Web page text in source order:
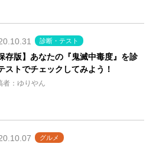
診断・テスト
保存版】あなたの『鬼滅中毒度』を診
ストでチェックしてみよう！
者：ゆりやん
グルメ